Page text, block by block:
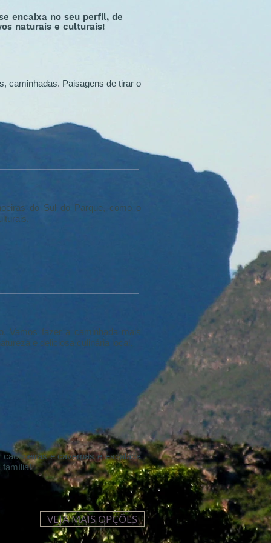
encaixa no seu perfil, de
naturais e culturais!
caminhadas. Paisagens de tirar o
do Sul do Parque, como o
Vamos fazer a caminhada mais
e deliciosa culinária local.
VEJA MAIS OPÇÕES
e cavernas e escalada
família!